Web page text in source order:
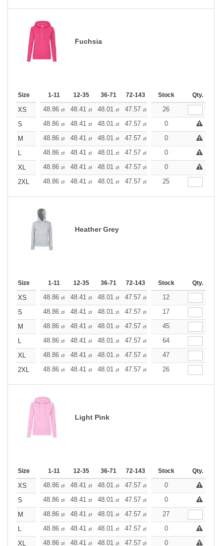
Fuchsia
Size 1-11 12-35 36-71 72-143 144-287 288 +
Stock Qty.
XS 48.86 zł 48.41 zł 48.01 zł 47.57 zł 47.12
26
S
48.86 zł 48.41 zł 48.01 zł 47.57 zł 47.12 47.12zł
0
M
48.86 zł 48.41 zł 48.01 zł 47.57 zł 47.12 47.12zł
0
L
48.86 zł 48.41 zł 48.01 zł 47.57 zł 47.12 47.12zł
0
XL
48.86 zł 48.41 zł 48.01 zł 47.57 zł 47.12 47.12zł
0
2XL
48.86 zł 48.41 zł 48.01 zł 47.57 zł 47.12
25
Heather Grey
Size 1-11 12-35 36-71 72-143 144-287 288 +
Stock Qty.
XS 48.86 zł 48.41 zł 48.01 zł 47.57 zł 47.12
12
S
48.86 zł 48.41 zł 48.01 zł 47.57 zł 47.12
17
M
48.86 zł 48.41 zł 48.01 zł 47.57 zł 47.12
45
L
48.86 zł 48.41 zł 48.01 zł 47.57 zł 47.12
64
XL
48.86 zł 48.41 zł 48.01 zł 47.57 zł 47.12
47
2XL
48.86 zł 48.41 zł 48.01 zł 47.57 zł 47.12
26
Light Pink
Size 1-11 12-35 36-71 72-143 144-287 288 +
Stock Qty.
XS 48.86 zł 48.41 zł 48.01 zł 47.57 zł 47.12 47.12zł
0
S
48.86 zł 48.41 zł 48.01 zł 47.57 zł 47.12 47.12zł
0
M
48.86 zł 48.41 zł 48.01 zł 47.57 zł 47.12
27
L
48.86 zł 48.41 zł 48.01 zł 47.57 zł 47.12 47.12zł
0
XL
48.86 zł 48.41 zł 48.01 zł 47.57 zł 47.12 47.12zł
0